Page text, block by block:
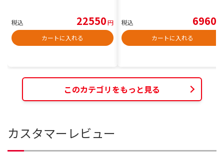
税込 22550円
カートに入れる
税込 6960
カートに入れる
このカテゴリをもっと見る
カスタマーレビュー